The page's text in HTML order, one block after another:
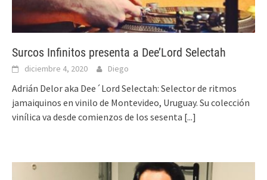
Surcos Infinitos presenta a Dee’Lord Selectah
diciembre 4, 2020 Diego
Adrián Delor aka Dee´Lord Selectah: Selector de ritmos
jamaiquinos en vinilo de Montevideo, Uruguay. Su colección
vinílica va desde comienzos de los sesenta [...]